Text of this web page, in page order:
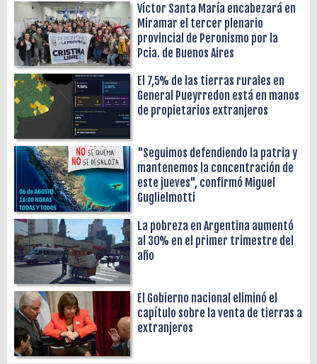
Víctor Santa María encabezará en
Miramar el tercer plenario
provincial de Peronismo por la
Pcia. de Buenos Aires
El 7,5% de las tierras rurales en
General Pueyrredon está en manos
de propietarios extranjeros
"Seguimos defendiendo la patria y
mantenemos la concentración de
este jueves", confirmó Miguel
Guglielmotti
La pobreza en Argentina aumentó
al 30% en el primer trimestre del
año
El Gobierno nacional eliminó el
capítulo sobre la venta de tierras a
extranjeros